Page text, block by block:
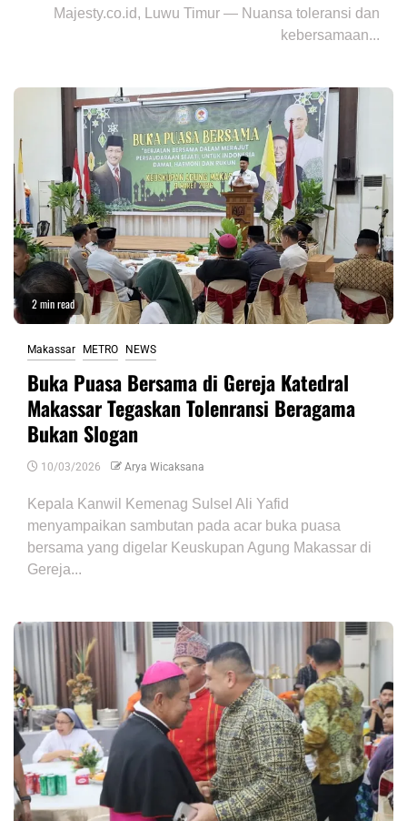
Majesty.co.id, Luwu Timur — Nuansa toleransi dan
kebersamaan...
2 min read
Makassar METRO NEWS
Buka Puasa Bersama di Gereja Katedral
Makassar Tegaskan Tolenransi Beragama
Bukan Slogan
10/03/2026 Arya Wicaksana
Kepala Kanwil Kemenag Sulsel Ali Yafid
menyampaikan sambutan pada acar buka puasa
bersama yang digelar Keuskupan Agung Makassar di
Gereja...